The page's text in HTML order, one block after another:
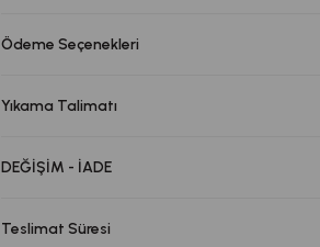
Ödeme Seçenekleri
Yıkama Talimatı
DEĞİŞİM - İADE
Teslimat Süresi